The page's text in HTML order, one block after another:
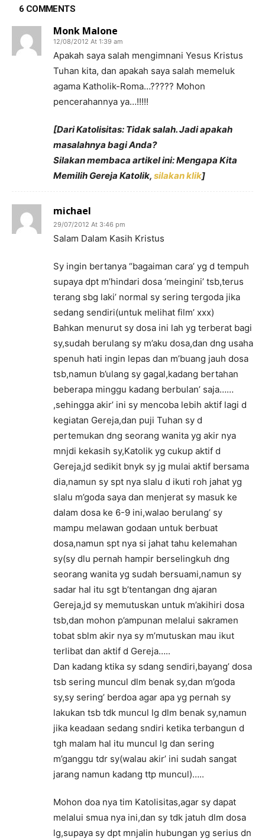
6 COMMENTS
Monk Malone
12/08/2012 At 1:39 am
Apakah saya salah mengimnani Yesus Kristus
Tuhan kita, dan apakah saya salah memeluk
agama Katholik-Roma…????? Mohon
pencerahannya ya…!!!!!
[Dari Katolisitas: Tidak salah. Jadi apakah
masalahnya bagi Anda?
Silakan membaca artikel ini: Mengapa Kita
Memilih Gereja Katolik, silakan klik]
michael
29/07/2012 At 3:46 pm
Salam Dalam Kasih Kristus
Sy ingin bertanya “bagaiman cara’ yg d tempuh
supaya dpt m’hindari dosa ‘meingini’ tsb,terus
terang sbg laki’ normal sy sering tergoda jika
sedang sendiri(untuk melihat film’ xxx)
Bahkan menurut sy dosa ini lah yg terberat bagi
sy,sudah berulang sy m’aku dosa,dan dng usaha
spenuh hati ingin lepas dan m’buang jauh dosa
tsb,namun b’ulang sy gagal,kadang bertahan
beberapa minggu kadang berbulan’ saja……
,sehingga akir’ ini sy mencoba lebih aktif lagi d
kegiatan Gereja,dan puji Tuhan sy d
pertemukan dng seorang wanita yg akir nya
mnjdi kekasih sy,Katolik yg cukup aktif d
Gereja,jd sedikit bnyk sy jg mulai aktif bersama
dia,namun sy spt nya slalu d ikuti roh jahat yg
slalu m’goda saya dan menjerat sy masuk ke
dalam dosa ke 6-9 ini,walao berulang’ sy
mampu melawan godaan untuk berbuat
dosa,namun spt nya si jahat tahu kelemahan
sy(sy dlu pernah hampir berselingkuh dng
seorang wanita yg sudah bersuami,namun sy
sadar hal itu sgt b’tentangan dng ajaran
Gereja,jd sy memutuskan untuk m’akihiri dosa
tsb,dan mohon p’ampunan melalui sakramen
tobat sblm akir nya sy m’mutuskan mau ikut
terlibat dan aktif d Gereja…..
Dan kadang ktika sy sdang sendiri,bayang’ dosa
tsb sering muncul dlm benak sy,dan m’goda
sy,sy sering’ berdoa agar apa yg pernah sy
lakukan tsb tdk muncul lg dlm benak sy,namun
jika keadaan sedang sndiri ketika terbangun d
tgh malam hal itu muncul lg dan sering
m’ganggu tdr sy(walau akir’ ini sudah sangat
jarang namun kadang ttp muncul)…..
Mohon doa nya tim Katolisitas,agar sy dapat
melalui smua nya ini,dan sy tdk jatuh dlm dosa
lg,supaya sy dpt mnjalin hubungan yg serius dn